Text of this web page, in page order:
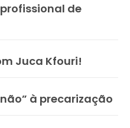
de
Juca Kfouri!
à precarização